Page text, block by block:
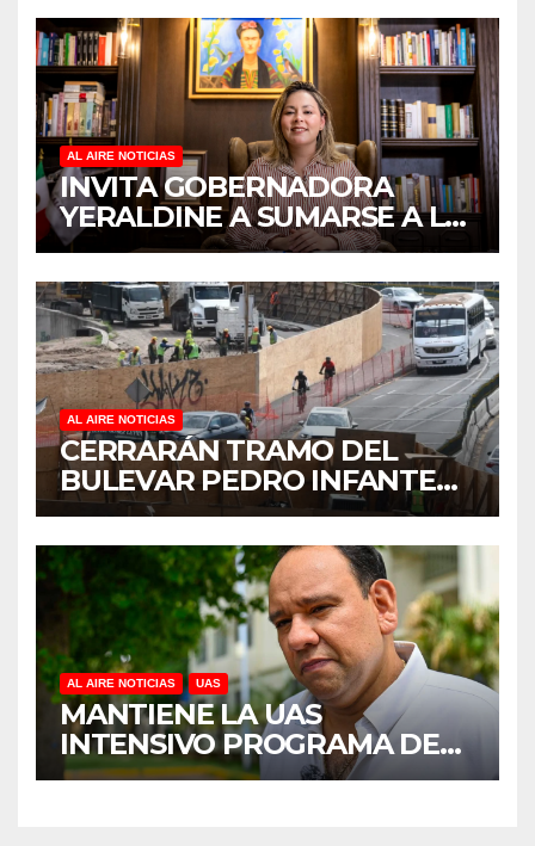
EN CUIDADORES DE
ADULTOS MAYORES
AL AIRE NOTICIAS
INVITA GOBERNADORA
YERALDINE A SUMARSE A LA
JORNADA NACIONAL DE
REFORESTACIÓN;
PLANTARÁN 6.6 MILLONES
DE ÁRBOLES
AL AIRE NOTICIAS
CERRARÁN TRAMO DEL
BULEVAR PEDRO INFANTE
PARA ACELERAR OBRAS
ANTES DEL REGRESO A
CLASES
AL AIRE NOTICIAS UAS
MANTIENE LA UAS
INTENSIVO PROGRAMA DE
MANTENIMIENTO Y